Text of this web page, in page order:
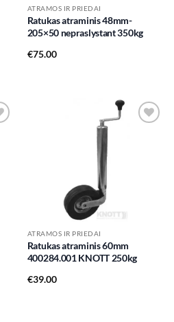
ATRAMOS IR PRIEDAI
Ratukas atraminis 48mm-
205×50 nepraslystant 350kg
€75.00
ATRAMOS IR PRIEDAI
Ratukas atraminis 60mm
400284.001 KNOTT 250kg
€39.00